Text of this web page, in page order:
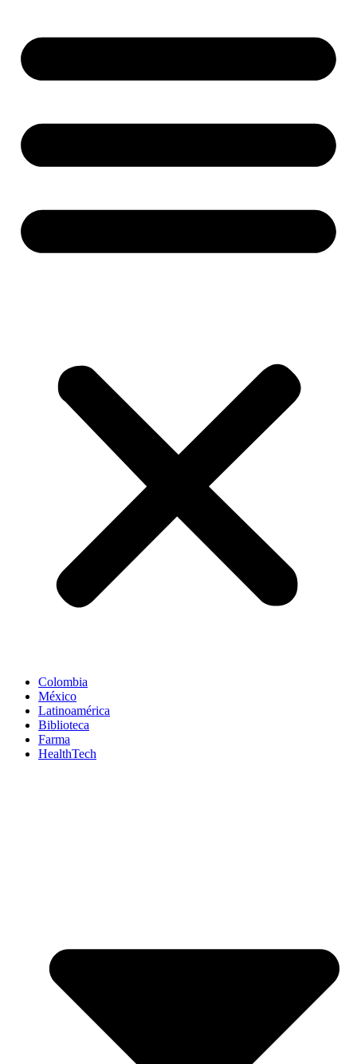
Colombia
México
Latinoamérica
Biblioteca
Farma
HealthTech